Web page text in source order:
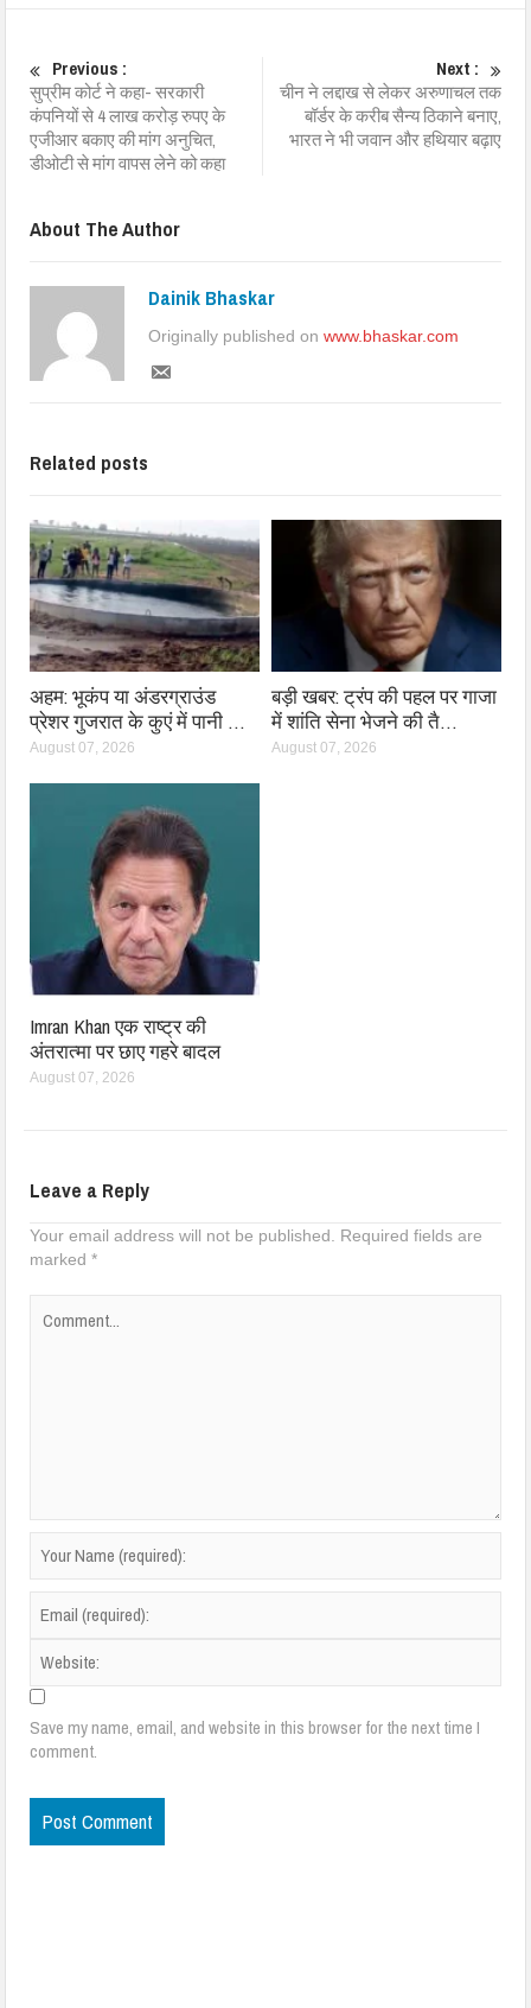
Previous :
सुप्रीम कोर्ट ने कहा- सरकारी
कंपनियों से 4 लाख करोड़ रुपए के
एजीआर बकाए की मांग अनुचित,
डीओटी से मांग वापस लेने को कहा
Next :
चीन ने लद्दाख से लेकर अरुणाचल तक
बॉर्डर के करीब सैन्य ठिकाने बनाए,
भारत ने भी जवान और हथियार बढ़ाए
About The Author
Dainik Bhaskar
Originally published onwww.bhaskar.com
Related posts
अहम: भूकंप या अंडरग्राउंड
प्रेशर गुजरात के कुएं में पानी …
August 07, 2026
बड़ी खबर: ट्रंप की पहल पर गाजा
में शांति सेना भेजने की तै…
August 07, 2026
Imran Khan एक राष्ट्र की
अंतरात्मा पर छाए गहरे बादल
August 07, 2026
Leave a Reply
Your email address will not be published.
Required fields are
marked*
Save my name, email, and website in this browser for the next time I
comment.